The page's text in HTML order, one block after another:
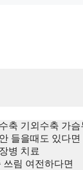
축 기외수축 가
들을때도 있다면
병 치료
림 여전하다면